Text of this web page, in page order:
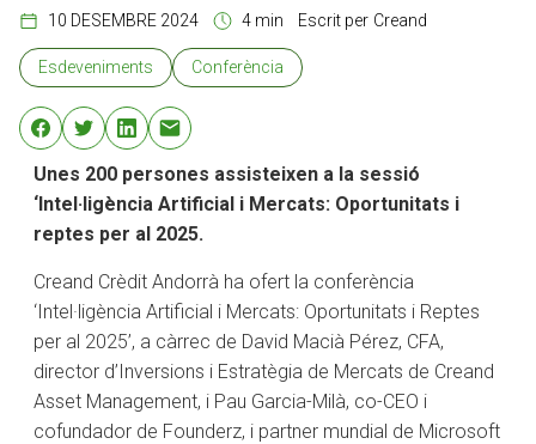
10 DESEMBRE 2024 4 min Escrit per Creand
Esdeveniments Conferència
Unes 200 persones assisteixen a la sessió
‘Intel·ligència Artificial i Mercats: Oportunitats i
reptes per al 2025.
Creand Crèdit Andorrà ha ofert la conferència
‘Intel·ligència Artificial i Mercats: Oportunitats i Reptes
per al 2025’, a càrrec de David Macià Pérez, CFA,
director d’Inversions i Estratègia de Mercats de Creand
Asset Management, i Pau Garcia-Milà, co-CEO i
cofundador de Founderz, i partner mundial de Microsoft